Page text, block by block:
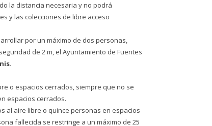
la distancia necesaria y no podrá
y las colecciones de libre acceso
por un máximo de dos personas,
de 2 m, el Ayuntamiento de Fuentes
o espacios cerrados, siempre que no se
espacios cerrados.
al aire libre o quince personas en espacios
fallecida se restringe a un máximo de 25